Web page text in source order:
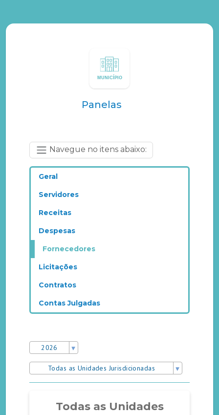
Panelas
Navegue no itens abaixo:
Geral
Servidores
Receitas
Despesas
Fornecedores
Licitações
Contratos
Contas Julgadas
2026
Todas as Unidades Jurisdicionadas
Todas as Unidades